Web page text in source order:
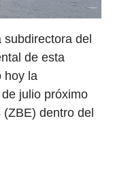
del
de esta
hoy la
julio próximo
dentro del